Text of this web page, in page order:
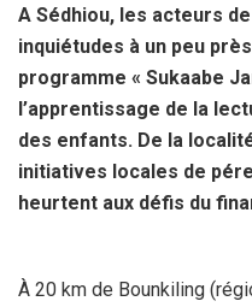
‎A Sédhiou, les acteurs
inquiétudes à un peu
programme « Sukaabe
l’apprentissage de la
des enfants. De la
initiatives locales de
heurtent aux défis du
‎À 20 km de Bounkiling